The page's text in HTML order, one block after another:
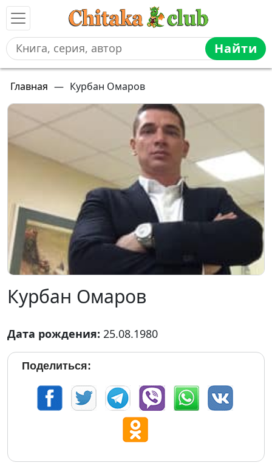
Найти
Главная — Курбан Омаров
Курбан Омаров
Дата рождения: 25.08.1980
Поделиться: